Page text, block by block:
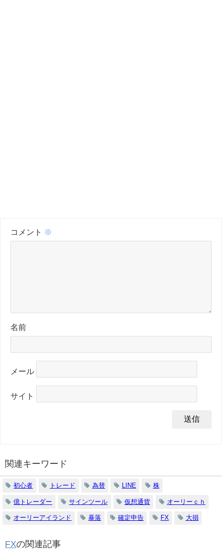
コメント ※
名前
メール
サイト
関連キーワード
初心者 トレード 為替 LINE 株
億トレーダー サインツール 仮想通貨 オーリーｃｈ
オーリーアイランド 暴落 確定申告 FX 大損
FXの関連記事